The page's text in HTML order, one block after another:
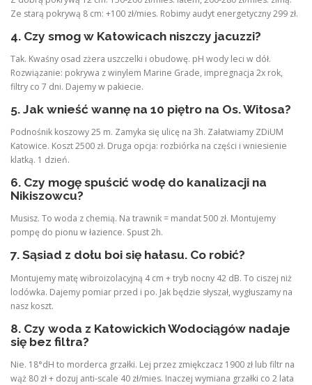
Ze starą pokrywą 8 cm: +100 zł/mies. Robimy audyt energetyczny 299 zł.
4. Czy smog w Katowicach niszczy jacuzzi?
Tak. Kwaśny osad zżera uszczelki i obudowę. pH wody leci w dół.
Rozwiązanie: pokrywa z winylem Marine Grade, impregnacja 2x rok,
filtry co 7 dni. Dajemy w pakiecie.
5. Jak wnieść wannę na 10 piętro na Os. Witosa?
Podnośnik koszowy 25 m. Zamyka się ulicę na 3h. Załatwiamy ZDiUM
Katowice. Koszt 2500 zł. Druga opcja: rozbiórka na części i wniesienie
klatką. 1 dzień.
6. Czy mogę spuścić wodę do kanalizacji na
Nikiszowcu?
Musisz. To woda z chemią. Na trawnik = mandat 500 zł. Montujemy
pompę do pionu w łazience. Spust 2h.
7. Sąsiad z dołu boi się hałasu. Co robić?
Montujemy matę wibroizolacyjną 4 cm + tryb nocny 42 dB. To ciszej niż
lodówka. Dajemy pomiar przed i po. Jak będzie słyszał, wygłuszamy na
nasz koszt.
8. Czy woda z Katowickich Wodociągów nadaje
się bez filtra?
Nie. 18°dH to morderca grzałki. Lej przez zmiękczacz 1900 zł lub filtr na
wąż 80 zł + dozuj anti-scale 40 zł/mies. Inaczej wymiana grzałki co 2 lata